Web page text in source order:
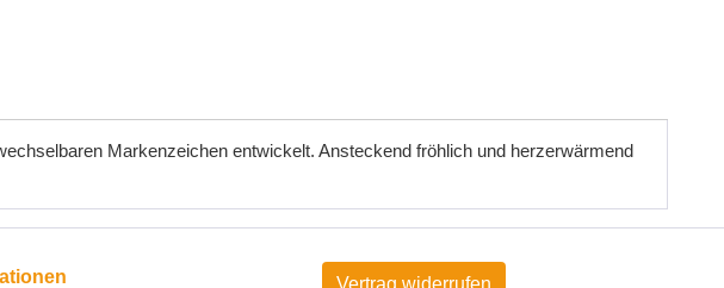
Markenzeichen entwickelt. Ansteckend fröhlich und herzerwärmend